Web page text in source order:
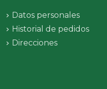
Datos personales
Historial de pedidos
Direcciones